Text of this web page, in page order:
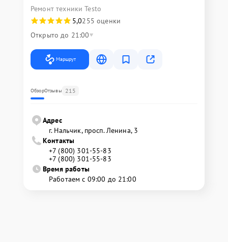
Ремонт техники Testo
5,0255 оценки
Открыто до 21:00
Маршрут
ОбзорОтзывы 215
Адрес
г. Нальчик, просп. Ленина, 3
Контакты
+7 (800) 301-55-83
+7 (800) 301-55-83
Время работы
Работаем с 09:00 до 21:00